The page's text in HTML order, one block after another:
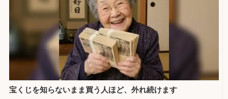
宝くじを知らないまま買う人ほど、外れ続けます